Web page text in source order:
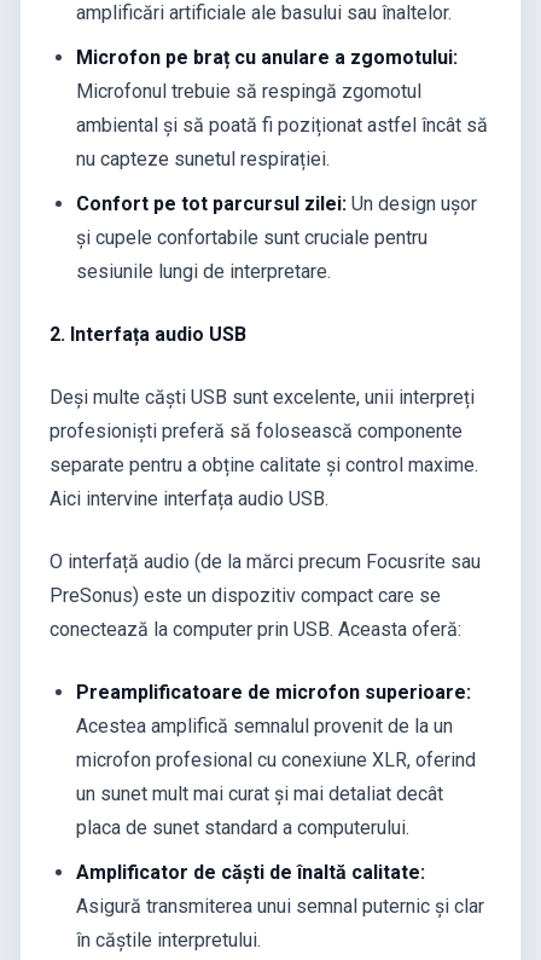
amplificări artificiale ale basului sau înaltelor.
Microfon pe braț cu anulare a zgomotului:
Microfonul trebuie să respingă zgomotul
ambiental și să poată fi poziționat astfel încât să
nu capteze sunetul respirației.
Confort pe tot parcursul zilei: Un design ușor
și cupele confortabile sunt cruciale pentru
sesiunile lungi de interpretare.
2. Interfața audio USB
Deși multe căști USB sunt excelente, unii interpreți
profesioniști preferă să folosească componente
separate pentru a obține calitate și control maxime.
Aici intervine interfața audio USB.
O interfață audio (de la mărci precum Focusrite sau
PreSonus) este un dispozitiv compact care se
conectează la computer prin USB. Aceasta oferă:
Preamplificatoare de microfon superioare:
Acestea amplifică semnalul provenit de la un
microfon profesional cu conexiune XLR, oferind
un sunet mult mai curat și mai detaliat decât
placa de sunet standard a computerului.
Amplificator de căști de înaltă calitate:
Asigură transmiterea unui semnal puternic și clar
în căștile interpretului.